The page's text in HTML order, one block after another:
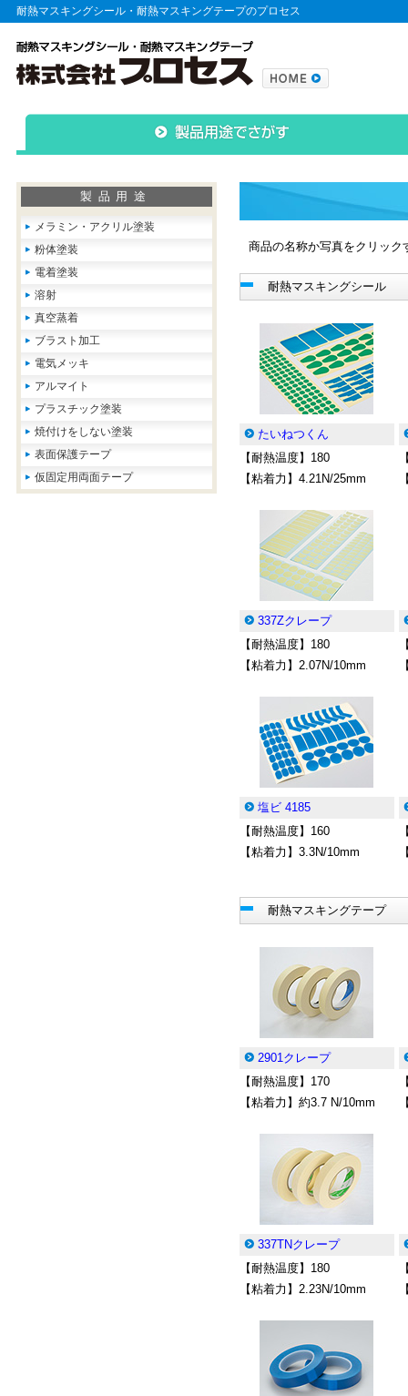
耐熱マスキングシール・耐熱マスキングテープのプロセス
製品用途
メラミン・アクリル塗装
粉体塗装
電着塗装
溶射
真空蒸着
ブラスト加工
電気メッキ
アルマイト
プラスチック塗装
焼付けをしない塗装
表面保護テープ
仮固定用両面テープ
商品の名称か写真をクリック
耐熱マスキングシール
たいねつくん
【耐熱温度】180
【粘着力】4.21N/25mm
337Zクレープ
【耐熱温度】180
【粘着力】2.07N/10mm
塩ビ 4185
【耐熱温度】160
【粘着力】3.3N/10mm
耐熱マスキングテープ
2901クレープ
【耐熱温度】170
【粘着力】約3.7 N/10mm
337TNクレープ
【耐熱温度】180
【粘着力】2.23N/10mm